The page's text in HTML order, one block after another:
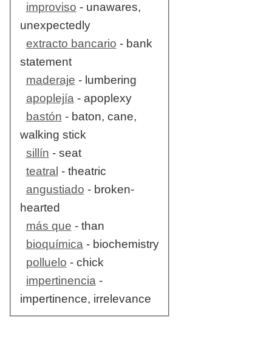
improviso - unawares,
unexpectedly
extracto bancario - bank
statement
maderaje - lumbering
apoplejía - apoplexy
bastón - baton, cane,
walking stick
sillín - seat
teatral - theatric
angustiado - broken-
hearted
más que - than
bioquímica - biochemistry
polluelo - chick
impertinencia -
impertinence, irrelevance